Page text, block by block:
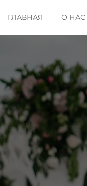
ГЛАВНАЯ О НАС